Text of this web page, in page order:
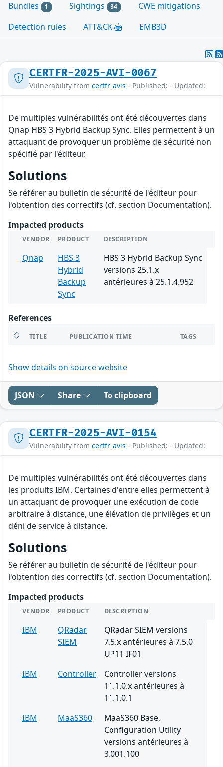
Bundles 1 Sightings 34
CWE mitigations
Detection rules
ATT&CK EMB3D
CERTFR-2025-AVI-0067
Vulnerability from certfr_avis - Published: - Updated:
De multiples vulnérabilités ont été découvertes dans
Qnap HBS 3 Hybrid Backup Sync. Elles permettent à un
attaquant de provoquer un problème de sécurité non
spécifié par l'éditeur.
Solutions
Se référer au bulletin de sécurité de l'éditeur pour
l'obtention des correctifs (cf. section Documentation).
Impacted products
VENDOR PRODUCT DESCRIPTION
Qnap
HBS 3
Hybrid
Backup
Sync
HBS 3 Hybrid Backup Sync
versions 25.1.x
antérieures à 25.1.4.952
References
TITLE PUBLICATION TIME TAGS
Show details on source website
JSON Share To clipboard
CERTFR-2025-AVI-0154
Vulnerability from certfr_avis - Published: - Updated:
De multiples vulnérabilités ont été découvertes dans
les produits IBM. Certaines d'entre elles permettent à
un attaquant de provoquer une exécution de code
arbitraire à distance, une élévation de privilèges et un
déni de service à distance.
Solutions
Se référer au bulletin de sécurité de l'éditeur pour
l'obtention des correctifs (cf. section Documentation).
Impacted products
VENDOR PRODUCT DESCRIPTION
IBM
QRadar
SIEM
QRadar SIEM versions
7.5.x antérieures à 7.5.0
UP11 IF01
IBM
Controller
Controller versions
11.1.0.x antérieures à
11.1.0.1
IBM
MaaS360
MaaS360 Base,
Configuration Utility
versions antérieures à
3.001.100